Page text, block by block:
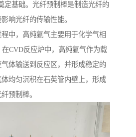
定基础。光纤预制棒是制造光纤的
响光纤的传输性能。
中，高纯氩气主要用于化学气相
CVD反应炉中，高纯氩气作为载
体输送到反应区，并形成稳定的
均匀沉积在石英管内壁上，形成
预制棒。